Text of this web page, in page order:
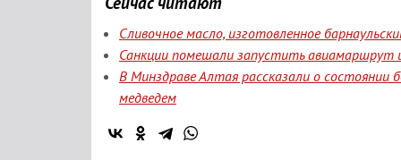
Сливочное масло, изготовленное
Санкции помешали запустить авиамаршрут
В Минздраве Алтая рассказали о состоянии
медведем